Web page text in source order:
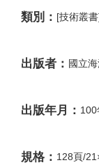
類別： [技術叢
出版者： 國立
出版年月： 100
規格： 128頁/